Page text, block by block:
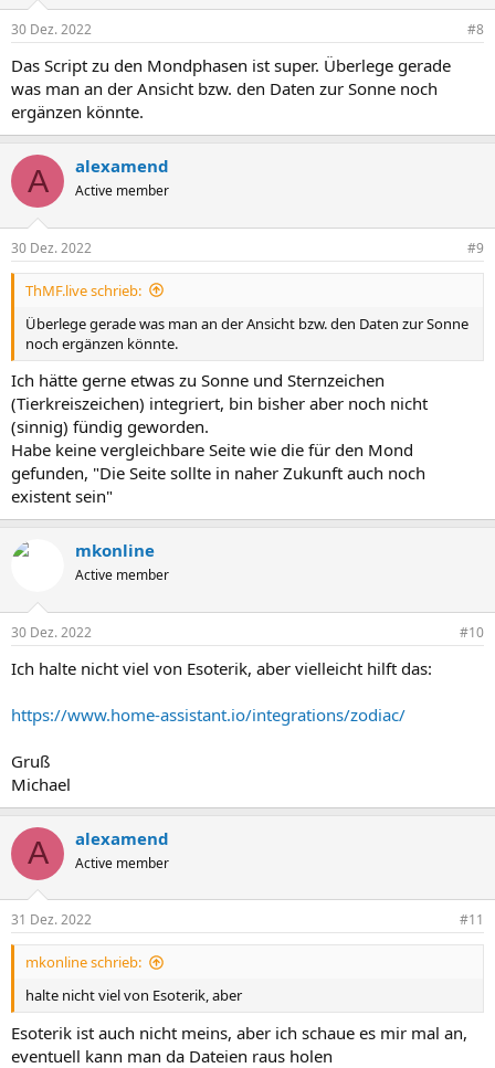
e
:
30 Dez. 2022 #8
Das Script zu den Mondphasen ist super. Überlege gerade
was man an der Ansicht bzw. den Daten zur Sonne noch
ergänzen könnte.
A alexamend
Active member
30 Dez. 2022 #9
ThMF.live schrieb:
Überlege gerade was man an der Ansicht bzw. den Daten zur Sonne
noch ergänzen könnte.
Ich hätte gerne etwas zu Sonne und Sternzeichen
(Tierkreiszeichen) integriert, bin bisher aber noch nicht
(sinnig) fündig geworden.
Habe keine vergleichbare Seite wie die für den Mond
gefunden, "Die Seite sollte in naher Zukunft auch noch
existent sein"
mkonline
Active member
30 Dez. 2022 #10
Ich halte nicht viel von Esoterik, aber vielleicht hilft das:
https://www.home-assistant.io/integrations/zodiac/
Gruß
Michael
A alexamend
Active member
31 Dez. 2022 #11
mkonline schrieb:
halte nicht viel von Esoterik, aber
Esoterik ist auch nicht meins, aber ich schaue es mir mal an,
eventuell kann man da Dateien raus holen